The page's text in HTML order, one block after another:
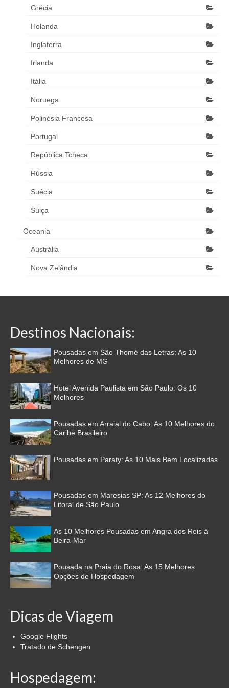
Grécia
Holanda
Inglaterra
Irlanda
Itália
Noruega
Polinésia Francesa
Portugal
República Tcheca
Rússia
Suécia
Suiça
Oceania
Austrália
Nova Zelândia
Destinos Nacionais:
Pousadas em São Thomé das Letras: As 10
Melhores de MG
Hotel Avenida Paulista em São Paulo: Os 10
Melhores
Pousadas em Arraial do Cabo: As 10 Melhores do
Caribe Brasileiro
Pousadas em Paraty: As 10 Mais Bem Localizadas
Pousadas em Maresias SP: As 12 Melhores do
Litoral de São Paulo
As 10 Melhores Pousadas em Angra dos Reis à
Beira-Mar
Pousada na Praia do Rosa: As 15 Melhores
Opções de Hospedagem
Dicas de Viagem
Google Flights
Tratado de Schengen
Hospedagem: